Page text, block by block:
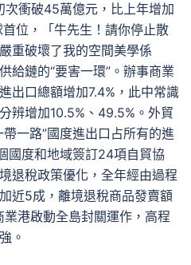
衝破45萬億元，比上年增加
位，「牛先生！請你停止散
重破壞了我的空間美學係
給鏈的“要害一環”。辦事商業
出口總額增加7.4%，此中常識
辨增加10.5%、49.5%。外貿
一路”國度進出口占所有的進
國度和地域簽訂24項自貿協
退稅政策優化，全年經由過程
近5成，離境退稅商品發賣額
港啟動全島封關運作，高程
。